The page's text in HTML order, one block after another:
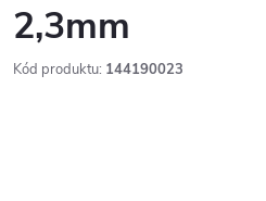
2,3mm
Kód produktu: 144190023